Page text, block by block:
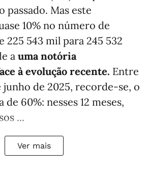
passado. Mas este
10% no número de
225 543 mil para 245 532
a uma notória
à evolução recente. Entre
junho de 2025, recorde-se, o
60%: nesses 12 meses,
...
Ver mais